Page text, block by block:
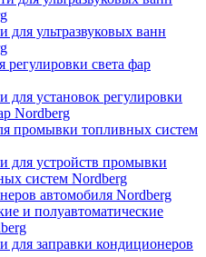
для ультразвуковых ванн
регулировки света фар
для установок регулировки
Nordberg
промывки топливных систем
для устройств промывки
систем Nordberg
автомобиля Nordberg
и полуавтоматические
для заправки кондиционеров